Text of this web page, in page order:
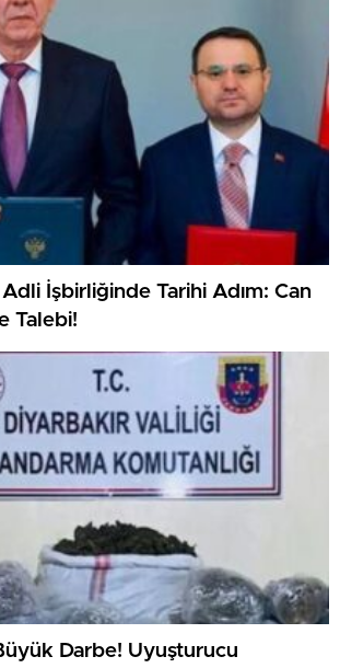
İşbirliğinde Tarihi Adım: Can
Talebi!
Darbe! Uyuşturucu